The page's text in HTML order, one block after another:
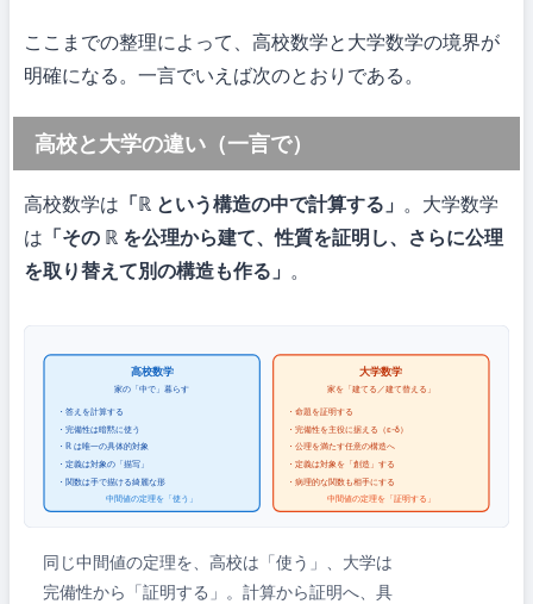
ここまでの整理によって、高校数学と大学数学の境界が
明確になる。一言でいえば次のとおりである。
高校と大学の違い（一言で）
高校数学は 「ℝ という構造の中で計算する」 。大学数学
は 「その ℝ を公理から建て、性質を証明し、さらに公理
を取り替えて別の構造も作る」 。
高校数学
家の「中で」暮らす
・答えを計算する
・完備性は暗黙に使う
・ℝ は唯一の具体的対象
・定義は対象の「描写」
・関数は手で描ける綺麗な形
中間値の定理を「使う」
大学数学
家を「建てる／建て替える」
・命題を証明する
・完備性を主役に据える（ε-δ）
・公理を満たす任意の構造へ
・定義は対象を「創造」する
・病理的な関数も相手にする
中間値の定理を「証明する」
同じ中間値の定理を、高校は「使う」、大学は
完備性から「証明する」。計算から証明へ、具